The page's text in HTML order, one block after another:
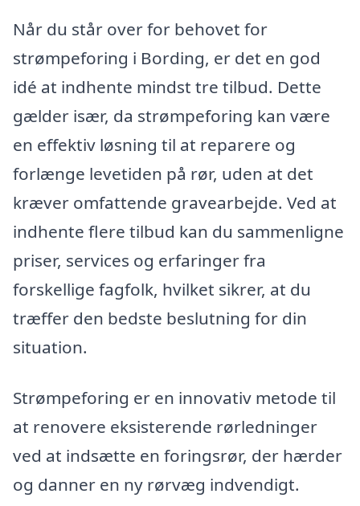
Når du står over for behovet for
strømpeforing i Bording, er det en god
idé at indhente mindst tre tilbud. Dette
gælder især, da strømpeforing kan være
en effektiv løsning til at reparere og
forlænge levetiden på rør, uden at det
kræver omfattende gravearbejde. Ved at
indhente flere tilbud kan du sammenligne
priser, services og erfaringer fra
forskellige fagfolk, hvilket sikrer, at du
træffer den bedste beslutning for din
situation.
Strømpeforing er en innovativ metode til
at renovere eksisterende rørledninger
ved at indsætte en foringsrør, der hærder
og danner en ny rørvæg indvendigt.